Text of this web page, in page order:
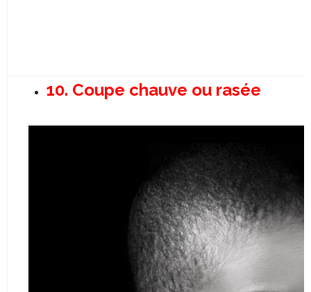
10. Coupe chauve ou rasée